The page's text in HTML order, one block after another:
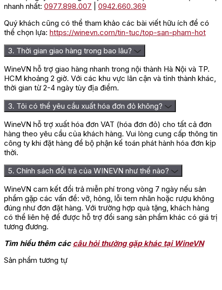
nhanh nhất: 0977.898.007
0942.660.369
Quý khách cũng có thể tham khảo các bài viết hữu ích để có
thể chọn lựa: https://winevn.com/tin-tuc/top-san-pham-hot
3. Thời gian giao hàng trong bao lâu?
WineVN hỗ trợ giao hàng nhanh trong nội thành Hà Nội và TP.
HCM khoảng 2 giờ. Với các khu vực lân cận và tỉnh thành khác,
thời gian từ 2-4 ngày tùy địa điểm.
3. Tôi có thể yêu cầu xuất hóa đơn đỏ không?
WineVN hỗ trợ xuất hóa đơn VAT (hóa đơn đỏ) cho tất cả đơn
hàng theo yêu cầu của khách hàng. Vui lòng cung cấp thông tin
công ty khi đặt hàng để bộ phận kế toán phát hành hóa đơn kịp
thời.
5. Chính sách đổi trả của WINEVN như thế nào?
WineVN cam kết đổi trả miễn phí trong vòng 7 ngày nếu sản
phẩm gặp các vấn đề: vỡ, hỏng, lỗi tem nhãn hoặc rượu không
đúng như đơn đặt hàng. Với trường hợp quà tặng, khách hàng
có thể liên hệ để được hỗ trợ đổi sang sản phẩm khác có giá trị
tương đương.
Tìm hiểu thêm các câu hỏi thường gặp khác tại WineVN
Sản phẩm tương tự